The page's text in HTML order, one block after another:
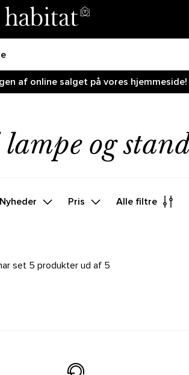
af online salget på vores hjemmeside!
og
Pris Alle filtre
set 5 produkter ud af 5